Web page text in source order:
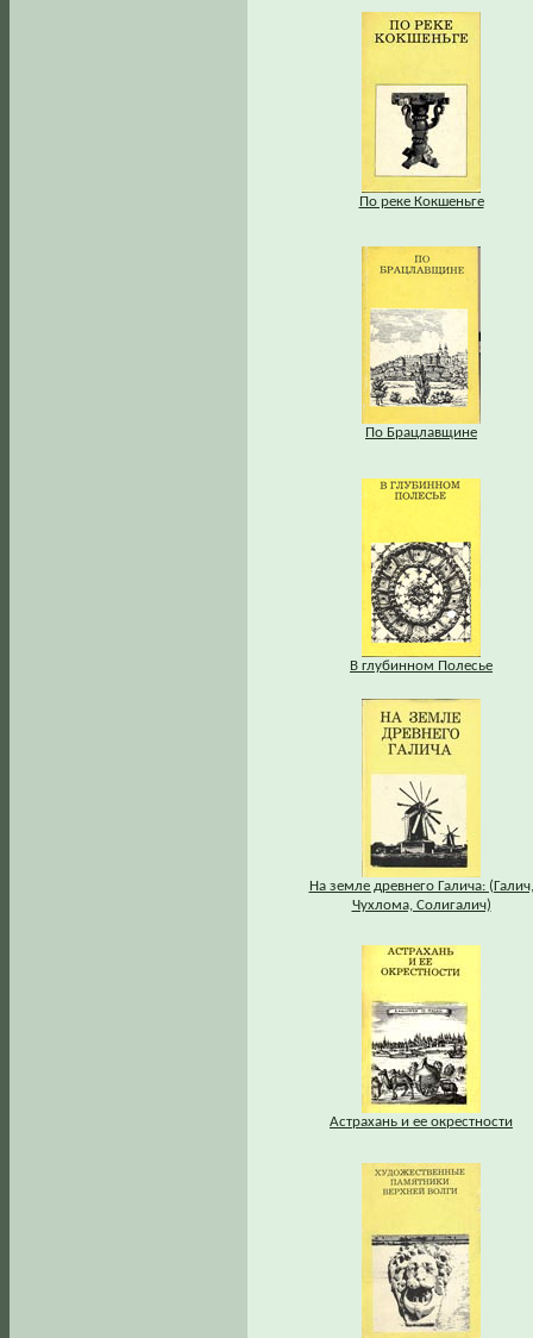
По реке Кокшеньге
По Брацлавщине
В глубинном Полесье
На земле древнего Галича: (Галич,
Чухлома, Солигалич)
Астрахань и ее окрестности